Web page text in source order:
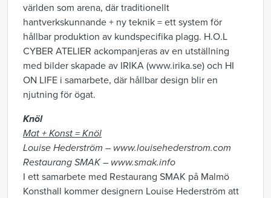
världen som arena, där traditionellt
hantverkskunnande + ny teknik = ett system för
hållbar produktion av kundspecifika plagg. H.O.L
CYBER ATELIER ackompanjeras av en utställning
med bilder skapade av IRIKA (www.irika.se) och HI
ON LIFE i samarbete, där hållbar design blir en
njutning för ögat.
Knöl
Mat + Konst =Knöl
Louise Hederström – www.louisehederstrom.com
Restaurang SMAK – www.smak.info
I ett samarbete med Restaurang SMAK på Malmö
Konsthall kommer designern Louise Hederström att